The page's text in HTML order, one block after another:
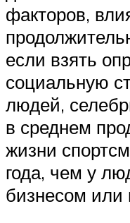
факторов,
если взять
социальную
людей,
в среднем
жизни
года, чем у
бизнесом или